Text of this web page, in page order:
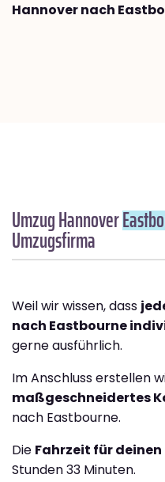
Hannover nach
Umzug Hannover
Umzugsfirma
Weil wir wissen, dass
nach Eastbourne
gerne ausführlich.
Im Anschluss erstellen
maßgeschneidertes
nach Eastbourne.
Die Fahrzeit für deinen
Stunden 33 Minuten.